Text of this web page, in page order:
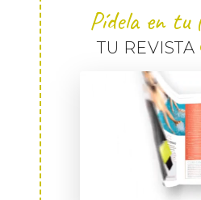
Pídela en tu
TU REVISTA